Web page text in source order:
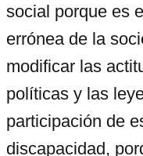
social porque es
errónea de la
modificar las
políticas y las
participación de
discapacidad,